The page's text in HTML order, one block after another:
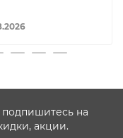
на
акции.